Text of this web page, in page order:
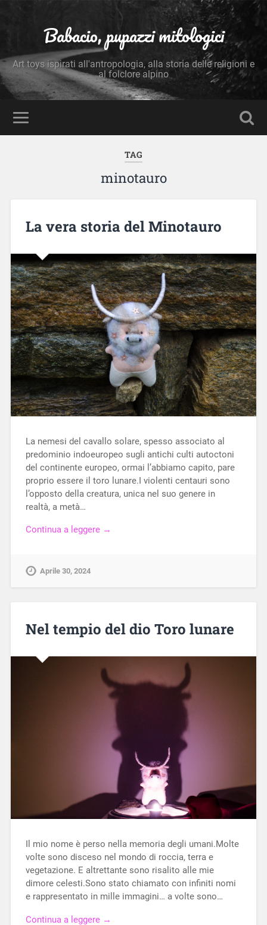
Babacio, pupazzi mitologici
Art toys ispirati all'antropologia, alla storia delle religioni e
al folclore alpino
TAG
minotauro
La vera storia del Minotauro
La nemesi del cavallo solare, spesso associato al
predominio indoeuropeo sugli antichi culti autoctoni
del continente europeo, ormai l’abbiamo capito, pare
proprio essere il toro lunare.I violenti centauri sono
l’opposto della creatura, unica nel suo genere in
realtà, a metà…
Continua a leggere →
Aprile 30, 2024
Nel tempio del dio Toro lunare
Il mio nome è perso nella memoria degli umani.Molte
volte sono disceso nel mondo di roccia, terra e
vegetazione. E altrettante sono risalito alle mie
dimore celesti.Sono stato chiamato con infiniti nomi
e rappresentato in mille immagini… a volte sono…
Continua a leggere →